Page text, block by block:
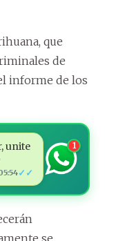
que
de
informe de los
unite
✓✓
1
se